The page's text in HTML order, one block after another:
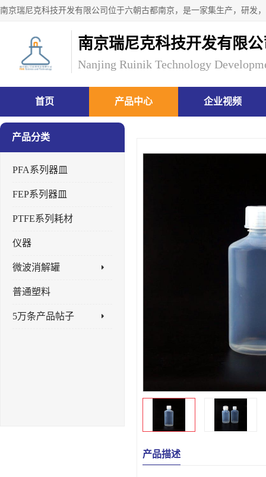
南京瑞尼克科技开发有限
Nanjing Ruinik Technology
首页 产品中心 企业视频
产品分类
PFA系列器皿
FEP系列器皿
PTFE系列耗材
仪器
微波消解罐
普通塑料
5万条产品帖子
产品描述